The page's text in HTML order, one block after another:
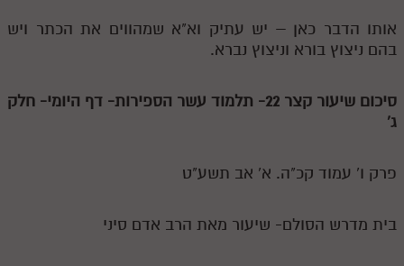
אותו הדבר כאן – יש עתיק וא"א שמהווים את הכתר ויש
בהם ניצוץ בורא וניצוץ נברא.
סיכום שיעור קצר 22- תלמוד עשר הספירות- דף היומי- חלק
ג'
פרק ו' עמוד קכ"ה. א' אב תשע"ט
בית מדרש הסולם- שיעור מאת הרב אדם סיני